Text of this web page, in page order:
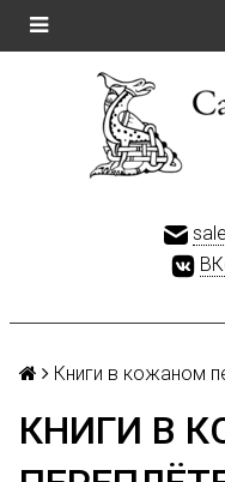
Книги в кожаном
КНИГИ В